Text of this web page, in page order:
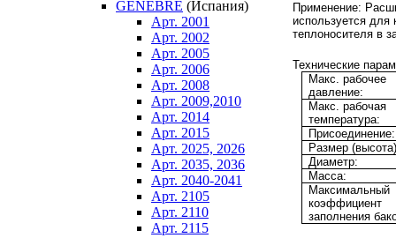
GENEBRE (Испания)
Арт. 2001
Арт. 2002
Арт. 2005
Арт. 2006
Арт. 2008
Арт. 2009,2010
Арт. 2014
Арт. 2015
Арт. 2025, 2026
Арт. 2035, 2036
Арт. 2040-2041
Арт. 2105
Арт. 2110
Арт. 2115
Применение:
используется для
теплоносителя в
Технические
Макс. рабочее
давление:
Макс. рабочая
температура:
Присоединение:
Размер
Диаметр:
Масса:
Максимальный
коэффициент
заполнения